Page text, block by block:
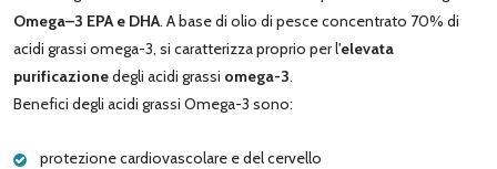
Omega–3 EPA e DHA. A base di olio di pesce concentrato 70% di
acidi grassi omega-3, si caratterizza proprio per l'elevata
purificazionedegli acidi grassi omega-3.
Benefici degli acidi grassi Omega-3 sono:
protezione cardiovascolare e del cervello